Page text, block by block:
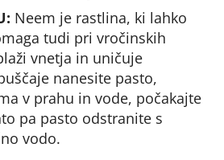
Neem je rastlina, ki lahko
tudi pri vročinskih
vnetja in uničuje
nanesite pasto,
v prahu in vode, počakajte
pa pasto odstranite s
vodo.